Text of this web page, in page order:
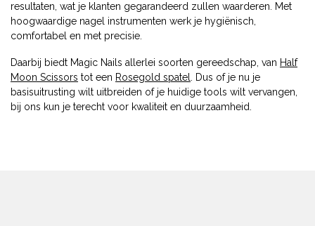
resultaten, wat je klanten gegarandeerd zullen waarderen. Met
hoogwaardige nagel instrumenten werk je hygiënisch,
comfortabel en met precisie.
Daarbij biedt Magic Nails allerlei soorten gereedschap, van Half
Moon Scissors tot een Rosegold spatel
. Dus of je nu je
basisuitrusting wilt uitbreiden of je huidige tools wilt vervangen,
bij ons kun je terecht voor kwaliteit en duurzaamheid.